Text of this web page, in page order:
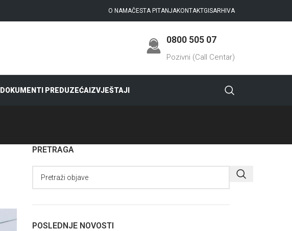
O NAMAČESTA PITANJAKONTAKTGISARHIVA
0800 505 07
Pozivni (Call Centar)
DOKUMENTI PREDUZEĆAIZVJEŠTAJI
PRETRAGA
POSLEDNJE NOVOSTI